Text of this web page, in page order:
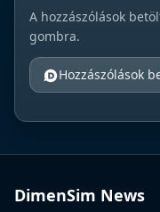
A hozzászólások
gombra.
Hozzászólások
DimenSim News